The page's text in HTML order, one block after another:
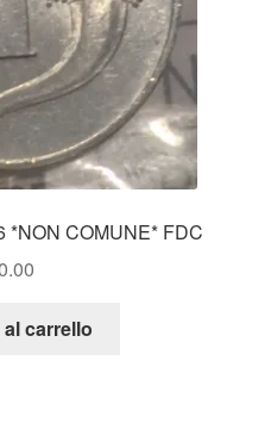
*NON COMUNE* FDC
carrello